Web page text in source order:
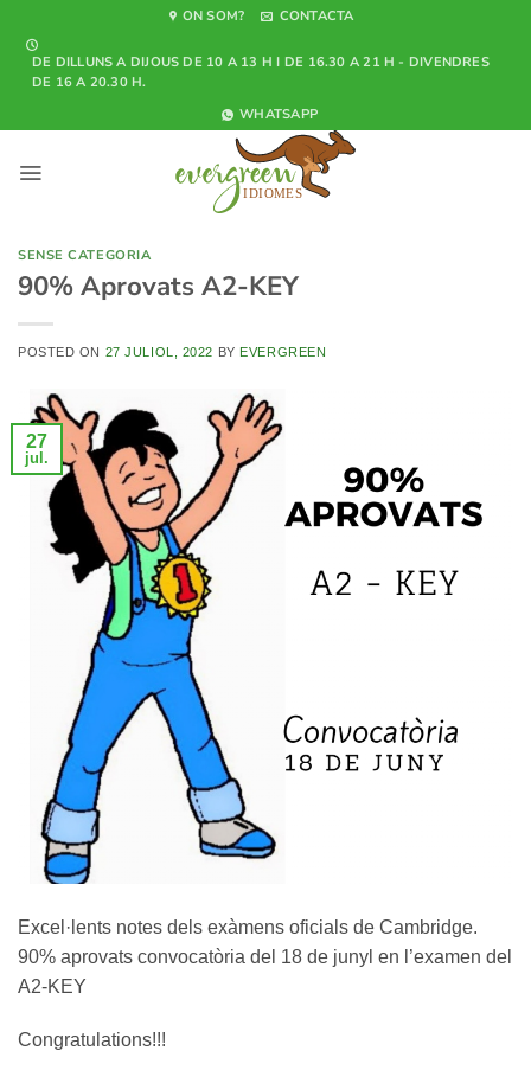
content
ON SOM? CONTACTA
DE DILLUNS A DIJOUS DE 10 A 13 H I DE 16.30 A 21 H - DIVENDRES
DE 16 A 20.30 H.
WHATSAPP
SENSE CATEGORIA
90% Aprovats A2-KEY
POSTED ON 27 JULIOL, 2022 BY EVERGREEN
27
jul.
Excel·lents notes dels exàmens oficials de Cambridge.
90% aprovats convocatòria del 18 de junyl en l’examen del
A2-KEY
Congratulations!!!